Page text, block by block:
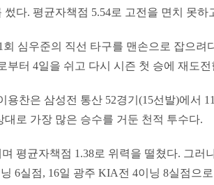
다. 평균자책점 5.54로 고전을 면치 못하
심우준의 직선 타구를 맨손으로 잡으려
부터 4일을 쉬고 다시 시즌 첫 승에 재도전
찬은 삼성전 통산 52경기(15선발)에서
로 가장 많은 승수를 거둔 천적 투수다.
평균자책점 1.38로 위력을 떨쳤다. 그러
6실점, 16일 광주 KIA전 4이닝 8실점으